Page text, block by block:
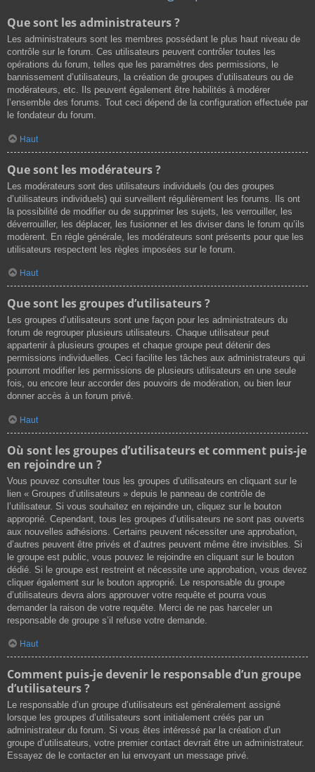
Que sont les administrateurs ?
Les administrateurs sont les membres possédant le plus haut niveau de
contrôle sur le forum. Ces utilisateurs peuvent contrôler toutes les
opérations du forum, telles que les paramètres des permissions, le
bannissement d’utilisateurs, la création de groupes d’utilisateurs ou de
modérateurs, etc. Ils peuvent également être habilités à modérer
l’ensemble des forums. Tout ceci dépend de la configuration effectuée par
le fondateur du forum.
Haut
Que sont les modérateurs ?
Les modérateurs sont des utilisateurs individuels (ou des groupes
d’utilisateurs individuels) qui surveillent régulièrement les forums. Ils ont
la possibilité de modifier ou de supprimer les sujets, les verrouiller, les
déverrouiller, les déplacer, les fusionner et les diviser dans le forum qu’ils
modèrent. En règle générale, les modérateurs sont présents pour que les
utilisateurs respectent les règles imposées sur le forum.
Haut
Que sont les groupes d’utilisateurs ?
Les groupes d’utilisateurs sont une façon pour les administrateurs du
forum de regrouper plusieurs utilisateurs. Chaque utilisateur peut
appartenir à plusieurs groupes et chaque groupe peut détenir des
permissions individuelles. Ceci facilite les tâches aux administrateurs qui
pourront modifier les permissions de plusieurs utilisateurs en une seule
fois, ou encore leur accorder des pouvoirs de modération, ou bien leur
donner accès à un forum privé.
Haut
Où sont les groupes d’utilisateurs et comment puis-je
en rejoindre un ?
Vous pouvez consulter tous les groupes d’utilisateurs en cliquant sur le
lien « Groupes d’utilisateurs » depuis le panneau de contrôle de
l’utilisateur. Si vous souhaitez en rejoindre un, cliquez sur le bouton
approprié. Cependant, tous les groupes d’utilisateurs ne sont pas ouverts
aux nouvelles adhésions. Certains peuvent nécessiter une approbation,
d’autres peuvent être privés et d’autres peuvent même être invisibles. Si
le groupe est public, vous pouvez le rejoindre en cliquant sur le bouton
dédié. Si le groupe est restreint et nécessite une approbation, vous devez
cliquer également sur le bouton approprié. Le responsable du groupe
d’utilisateurs devra alors approuver votre requête et pourra vous
demander la raison de votre requête. Merci de ne pas harceler un
responsable de groupe s’il refuse votre demande.
Haut
Comment puis-je devenir le responsable d’un groupe
d’utilisateurs ?
Le responsable d’un groupe d’utilisateurs est généralement assigné
lorsque les groupes d’utilisateurs sont initialement créés par un
administrateur du forum. Si vous êtes intéressé par la création d’un
groupe d’utilisateurs, votre premier contact devrait être un administrateur.
Essayez de le contacter en lui envoyant un message privé.